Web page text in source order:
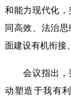
和能力现代化
同高效、法治
面建设有机衔接
会议指出，
动塑造于我有